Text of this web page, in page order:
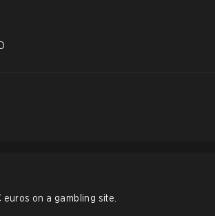
on a gambling site.